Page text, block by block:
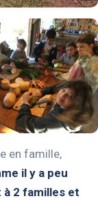
en famille,
il y a peu
à 2 familles et